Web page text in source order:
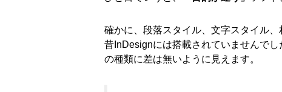
確かに、段落スタイル、文字スタイル
昔InDesignには搭載されていませんで
の種類に差は無いように見えます。